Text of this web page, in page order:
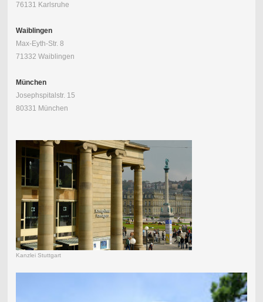
76131 Karlsruhe
Waiblingen
Max-Eyth-Str. 8
71332 Waiblingen
München
Josephspitalstr. 15
80331 München
Kanzlei Stuttgart